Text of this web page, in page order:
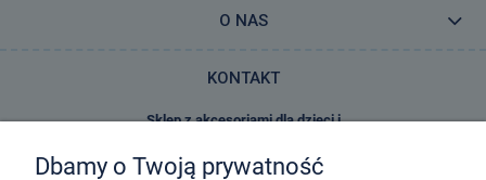
O NAS
KONTAKT
Sklep z akcesoriami dla dzieci i
29-Listopada 8
Dbamy o Twoją prywatność